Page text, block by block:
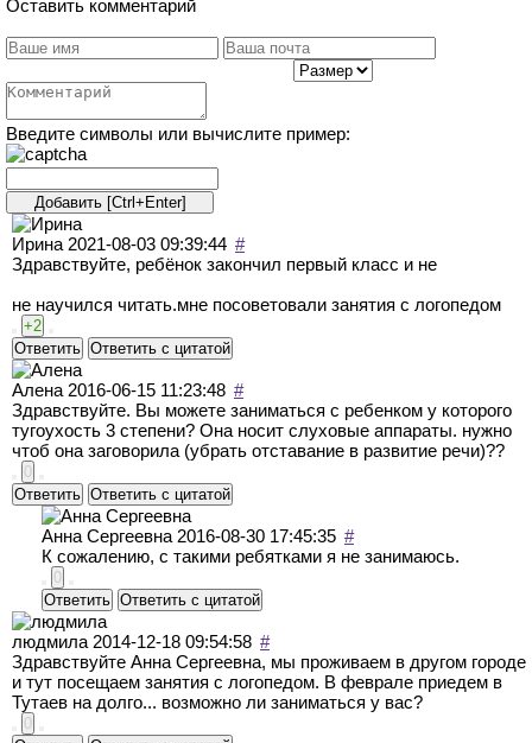
Оставить комментарий
Введите символы или вычислите пример:
Ирина 2021-08-03 09:39:44 #
Здравствуйте, ребёнок закончил первый класс и не
не научился читать.мне посоветовали занятия с логопедом
+2
Ответить Ответить с цитатой
Алена 2016-06-15 11:23:48 #
Здравствуйте. Вы можете заниматься с ребенком у которого
тугоухость 3 степени? Она носит слуховые аппараты. нужно
чтоб она заговорила (убрать отставание в развитие речи)??
0
Ответить Ответить с цитатой
Анна Сергеевна 2016-08-30 17:45:35 #
К сожалению, с такими ребятками я не занимаюсь.
0
Ответить Ответить с цитатой
людмила 2014-12-18 09:54:58 #
Здравствуйте Анна Сергеевна, мы проживаем в другом городе
и тут посещаем занятия с логопедом. В феврале приедем в
Тутаев на долго... возможно ли заниматься у вас?
0